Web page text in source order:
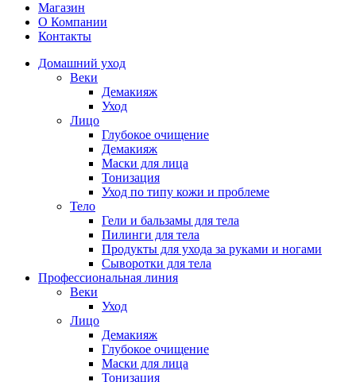
Магазин
О Компании
Контакты
Домашний уход
Веки
Демакияж
Уход
Лицо
Глубокое очищение
Демакияж
Маски для лица
Тонизация
Уход по типу кожи и проблеме
Тело
Гели и бальзамы для тела
Пилинги для тела
Продукты для ухода за руками и ногами
Сыворотки для тела
Профессиональная линия
Веки
Уход
Лицо
Демакияж
Глубокое очищение
Маски для лица
Тонизация